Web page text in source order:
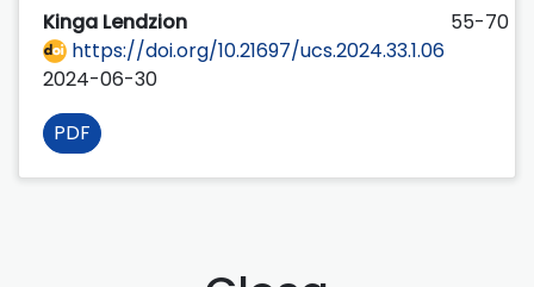
Kinga Lendzion
55-70
https://doi.org/10.21697/ucs.2024.33.1.06
2024-06-30
PDF